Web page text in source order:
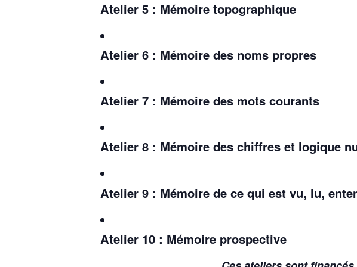
Atelier 5 : Mémoire topographique
Atelier 6 : Mémoire des noms propres
Atelier 7 : Mémoire des mots courants
Atelier 8 : Mémoire des chiffres et logique
Atelier 9 : Mémoire de ce qui est vu, lu,
Atelier 10 : Mémoire prospective